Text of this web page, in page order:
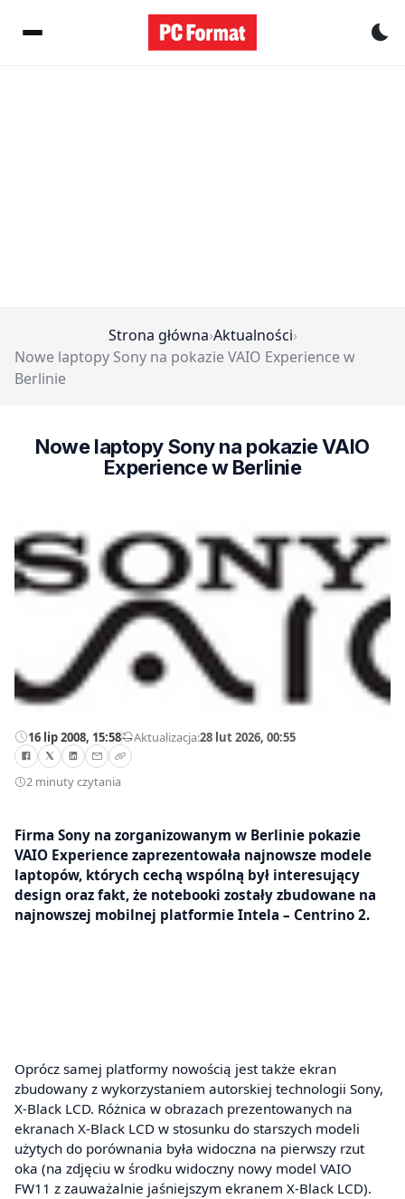
Strona główna›Aktualności›
Nowe laptopy Sony na pokazie VAIO Experience w
Berlinie
Nowe laptopy Sony na pokazie VAIO
Experience w Berlinie
16 lip 2008, 15:58—Aktualizacja:28 lut 2026, 00:55
2 minuty czytania
Firma Sony na zorganizowanym w Berlinie pokazie
VAIO Experience zaprezentowała najnowsze modele
laptopów, których cechą wspólną był interesujący
design oraz fakt, że notebooki zostały zbudowane na
najnowszej mobilnej platformie Intela – Centrino 2.
Oprócz samej platformy nowością jest także ekran
zbudowany z wykorzystaniem autorskiej technologii Sony,
X-Black LCD. Różnica w obrazach prezentowanych na
ekranach X-Black LCD w stosunku do starszych modeli
użytych do porównania była widoczna na pierwszy rzut
oka (na zdjęciu w środku widoczny nowy model VAIO
FW11 z zauważalnie jaśniejszym ekranem X-Black LCD).